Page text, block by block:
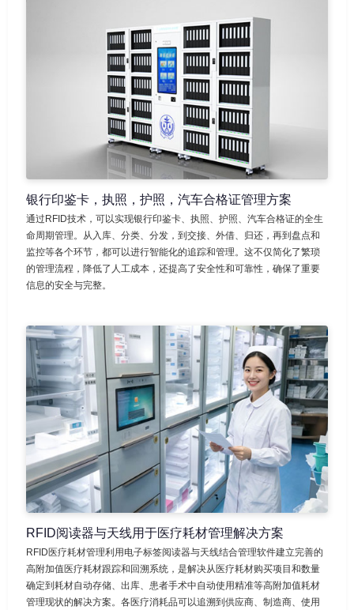
银行印鉴卡，执照，护照，汽车合格证管理方案
通过RFID技术，可以实现银行印鉴卡、执照、护照、汽车合格证的全生
命周期管理。从入库、分类、分发，到交接、外借、归还，再到盘点和
监控等各个环节，都可以进行智能化的追踪和管理。这不仅简化了繁琐
的管理流程，降低了人工成本，还提高了安全性和可靠性，确保了重要
信息的安全与完整。
RFID阅读器与天线用于医疗耗材管理解决方案
RFID医疗耗材管理利用电子标签阅读器与天线结合管理软件建立完善的
高附加值医疗耗材跟踪和回溯系统，是解决从医疗耗材购买项目和数量
确定到耗材自动存储、出库、患者手术中自动使用精准等高附加值耗材
管理现状的解决方案。各医疗消耗品可以追溯到供应商、制造商、使用